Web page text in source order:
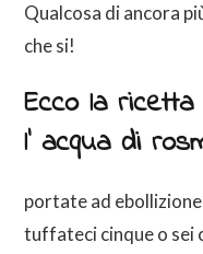
Qualcosa di ancora
che si!
Ecco la
l’ acqua di
portate ad
tuffateci cinque o sei